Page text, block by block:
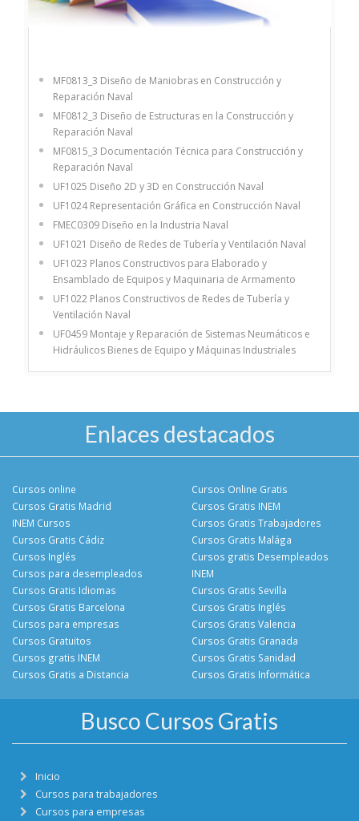
MF0813_3 Diseño de Maniobras en Construcción y
Reparación Naval
MF0812_3 Diseño de Estructuras en la Construcción y
Reparación Naval
MF0815_3 Documentación Técnica para Construcción y
Reparación Naval
UF1025 Diseño 2D y 3D en Construcción Naval
UF1024 Representación Gráfica en Construcción Naval
FMEC0309 Diseño en la Industria Naval
UF1021 Diseño de Redes de Tubería y Ventilación Naval
UF1023 Planos Constructivos para Elaborado y
Ensamblado de Equipos y Maquinaria de Armamento
UF1022 Planos Constructivos de Redes de Tubería y
Ventilación Naval
UF0459 Montaje y Reparación de Sistemas Neumáticos e
Hidráulicos Bienes de Equipo y Máquinas Industriales
Enlaces destacados
Cursos online
Cursos Gratis Madrid
INEM Cursos
Cursos Gratis Cádiz
Cursos Online Gratis
Cursos Gratis INEM
Cursos Gratis Trabajadores
Cursos Gratis Malága
Cursos Inglés
Cursos para desempleados
Cursos Gratis Idiomas
Cursos Gratis Barcelona
Cursos gratis Desempleados
INEM
Cursos Gratis Sevilla
Cursos Gratis Inglés
Cursos para empresas
Cursos Gratuitos
Cursos gratis INEM
Cursos Gratis a Distancia
Cursos Gratis Valencia
Cursos Gratis Granada
Cursos Gratis Sanidad
Cursos Gratis Informática
Busco Cursos Gratis
Inicio
Cursos para trabajadores
Cursos para empresas